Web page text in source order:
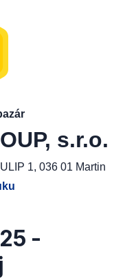
s.r.o.
1, 036 01 Martin
-